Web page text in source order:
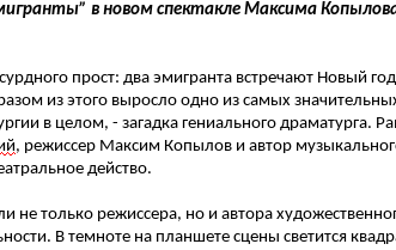
в новом спектакле Максима
прост: два эмигранта встречают Новый
из этого выросло одно из самых
в целом, - загадка гениального драматурга.
, режиссер Максим Копылов и автор
действо.
не только режиссера, но и автора
В темноте на планшете сцены светится